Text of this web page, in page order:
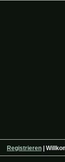
Registrieren|